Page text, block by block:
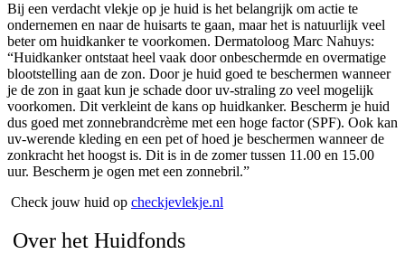
Bij een verdacht vlekje op je huid is het belangrijk om actie te
ondernemen en naar de huisarts te gaan, maar het is natuurlijk veel
beter om huidkanker te voorkomen. Dermatoloog Marc Nahuys:
“Huidkanker ontstaat heel vaak door onbeschermde en overmatige
blootstelling aan de zon. Door je huid goed te beschermen wanneer
je de zon in gaat kun je schade door uv-straling zo veel mogelijk
voorkomen. Dit verkleint de kans op huidkanker. Bescherm je huid
dus goed met zonnebrandcrème met een hoge factor (SPF). Ook kan
uv-werende kleding en een pet of hoed je beschermen wanneer de
zonkracht het hoogst is. Dit is in de zomer tussen 11.00 en 15.00
uur. Bescherm je ogen met een zonnebril.”
Check jouw huid op checkjevlekje.nl
Over het Huidfonds